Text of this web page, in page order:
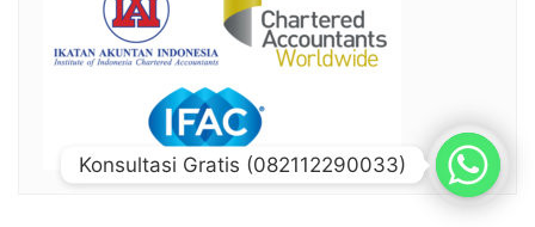
Konsultasi Gratis (082112290033)